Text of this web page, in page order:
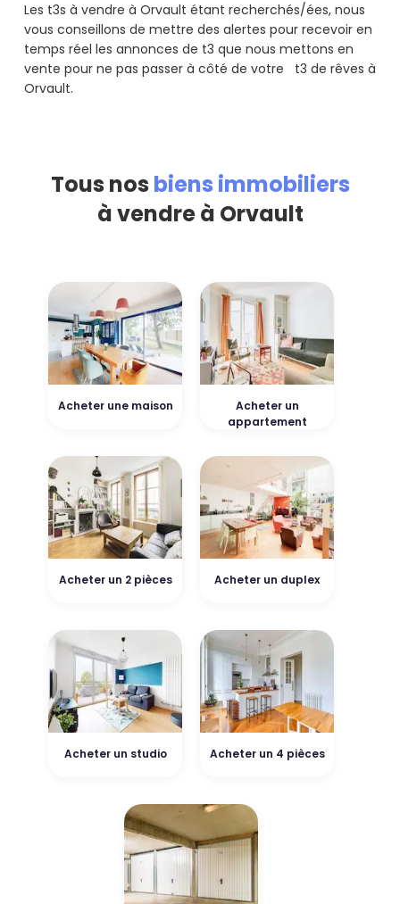
Les t3s à vendre à Orvault étant recherchés/ées, nous
vous conseillons de mettre des alertes pour recevoir en
temps réel les annonces de t3 que nous mettons en
vente pour ne pas passer à côté de votre t3 de rêves à
Orvault.
Tous nos biens immobiliers
à vendre à Orvault
Acheter une maison
Acheter un
appartement
Acheter un 2 pièces Acheter un duplex
Acheter un studio Acheter un 4 pièces